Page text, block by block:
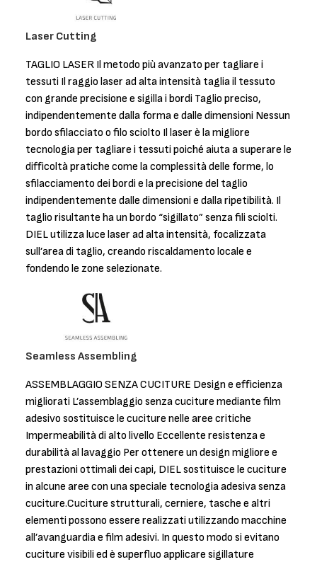
Laser Cutting
TAGLIO LASER Il metodo più avanzato per tagliare i
tessuti Il raggio laser ad alta intensità taglia il tessuto
con grande precisione e sigilla i bordi Taglio preciso,
indipendentemente dalla forma e dalle dimensioni Nessun
bordo sfilacciato o filo sciolto Il laser è la migliore
tecnologia per tagliare i tessuti poiché aiuta a superare le
difficoltà pratiche come la complessità delle forme, lo
sfilacciamento dei bordi e la precisione del taglio
indipendentemente dalle dimensioni e dalla ripetibilità. Il
taglio risultante ha un bordo “sigillato” senza fili sciolti.
DIEL utilizza luce laser ad alta intensità, focalizzata
sull’area di taglio, creando riscaldamento locale e
fondendo le zone selezionate.
Seamless Assembling
ASSEMBLAGGIO SENZA CUCITURE Design e efficienza
migliorati L’assemblaggio senza cuciture mediante film
adesivo sostituisce le cuciture nelle aree critiche
Impermeabilità di alto livello Eccellente resistenza e
durabilità al lavaggio Per ottenere un design migliore e
prestazioni ottimali dei capi, DIEL sostituisce le cuciture
in alcune aree con una speciale tecnologia adesiva senza
cuciture.Cuciture strutturali, cerniere, tasche e altri
elementi possono essere realizzati utilizzando macchine
all’avanguardia e film adesivi. In questo modo si evitano
cuciture visibili ed è superfluo applicare sigillature